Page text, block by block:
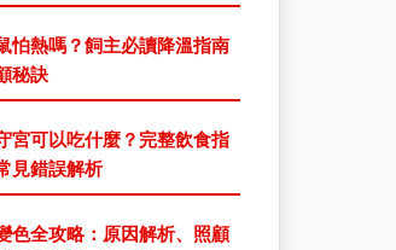
怕熱嗎？飼主必讀降溫指南
秘訣
宮可以吃什麼？完整飲食指
見錯誤解析
色全攻略：原因解析、照顧